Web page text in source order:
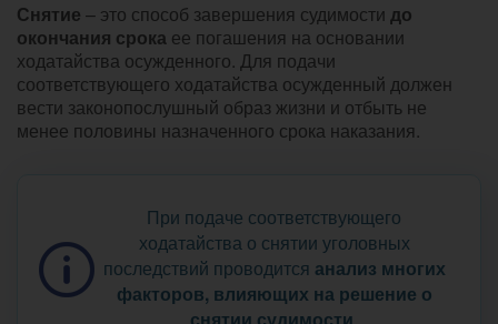
Снятие – это способ завершения судимости до
окончания срока ее погашения на основании
ходатайства осужденного. Для подачи
соответствующего ходатайства осужденный должен
вести законопослушный образ жизни и отбыть не
менее половины назначенного срока наказания.
При подаче соответствующего
ходатайства о снятии уголовных
последствий проводится анализ многих
факторов, влияющих на решение о